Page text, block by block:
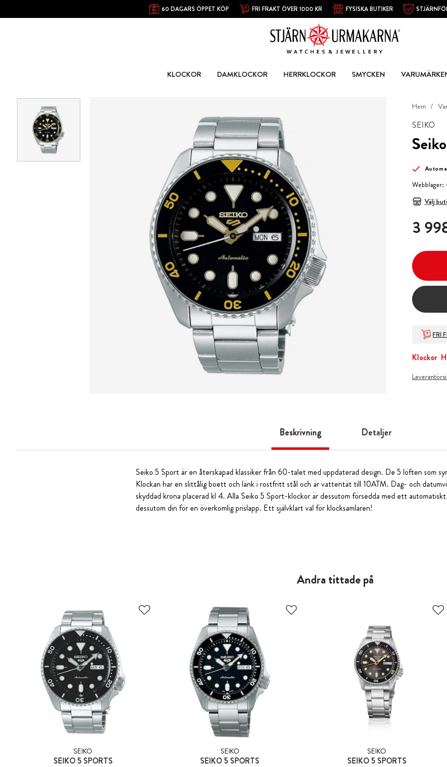
60 DAGARS ÖPPET KÖP FRI FRAKT ÖVER 1000 KR FYSISKA BUTIKER
KLOCKOR DAMKLOCKOR HERRKLOCKOR SMYCKEN
Hem
SEIKO
Webblager:
Välj
Pris :3
3
FRI
Klockor
Beskrivning Detaljer
Seiko 5 Sport är en återskapad klassiker från 60-talet med uppdaterad design. De 5 löften som
Klockan har en slittålig boett och länk i rostfritt stål och är vattentät till 10ATM. Dag- och
skyddad krona placerad kl 4. Alla Seiko 5 Sport-klockor är dessutom försedda med ett
dessutom din för en överkomlig prislapp. Ett självklart val för klocksamlaren!
Andra tittade på
SEIKO
SEIKO 5 SPORTS
SEIKO
SEIKO 5 SPORTS
SEIKO
SEIKO 5 SPORTS